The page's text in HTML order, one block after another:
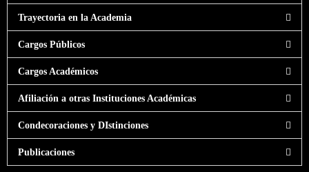
Trayectoria en la Academia
Cargos Públicos
Cargos Académicos
Afiliación a otras Instituciones Académicas
Condecoraciones y DIstinciones
Publicaciones